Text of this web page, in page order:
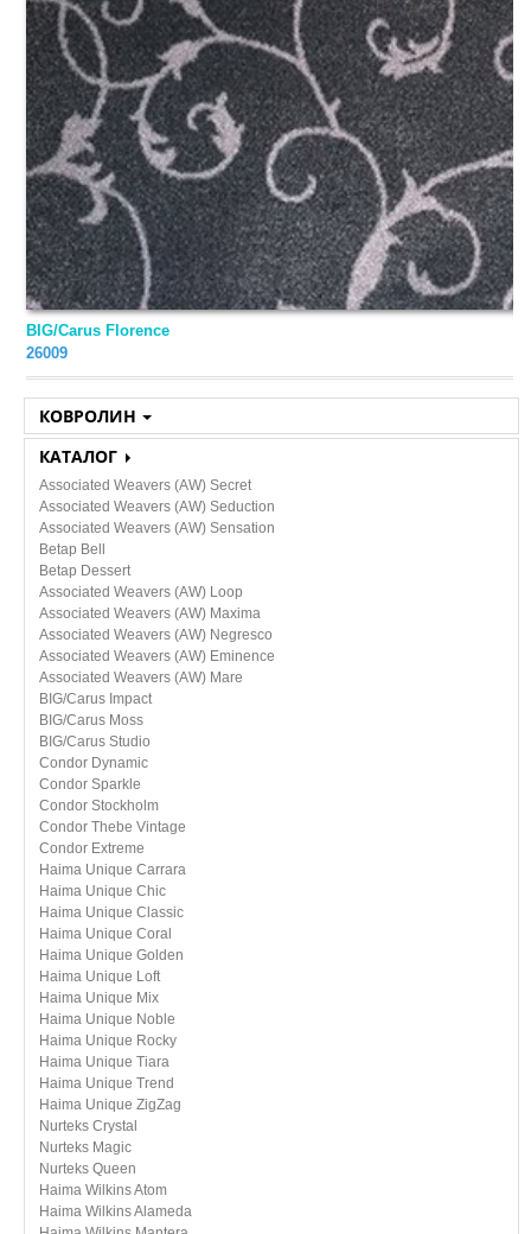
Forbo
Grabo
Kastamonu Floorpan
Krono Original
Orotex
Rockfon
RusCarpetTiles
Tarkett
Tecsom
Зартекс
Кронапласт
Синтерос
АЛБЕС
ПО ПОЖАРНЫМ ТРЕБОВАНИЯМ
КМ0
КМ1
КМ1 и лучше
КМ2
КМ2 и лучше
КМ3
КМ3 и лучше
КМ4
КМ4 и лучше
КМ5
КМ5 и лучше
BIG/Carus Florence
26009
КОВРОЛИН
Коммерческий
Ковровая плитка
Флокированное покрытие
Выставочный
КАТАЛОГ
Associated Weavers (AW) Secret
Associated Weavers (AW) Seduction
Associated Weavers (AW) Sensation
Betap Bell
Betap Dessert
Associated Weavers (AW) Loop
Associated Weavers (AW) Maxima
Associated Weavers (AW) Negresco
Associated Weavers (AW) Eminence
Associated Weavers (AW) Mare
BIG/Carus Impact
BIG/Carus Moss
BIG/Carus Studio
Condor Dynamic
Condor Sparkle
Condor Stockholm
Condor Thebe Vintage
Condor Extreme
Haima Unique Carrara
Haima Unique Chic
Haima Unique Classic
Haima Unique Coral
Haima Unique Golden
Haima Unique Loft
Haima Unique Mix
Haima Unique Noble
Haima Unique Rocky
Haima Unique Tiara
Haima Unique Trend
Haima Unique ZigZag
Nurteks Crystal
Nurteks Magic
Nurteks Queen
Haima Wilkins Atom
Haima Wilkins Alameda